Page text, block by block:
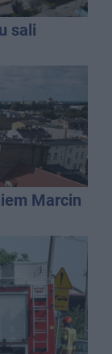
sali
Marcin